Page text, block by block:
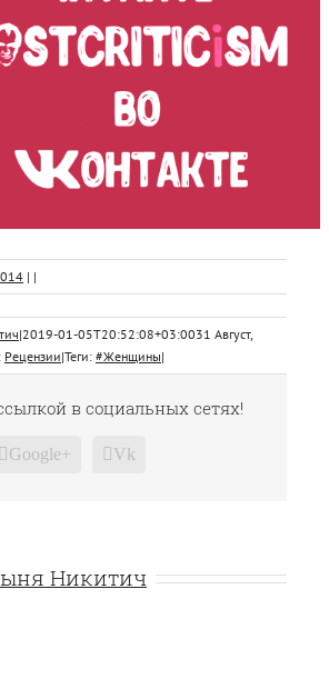
| |
|2019-01-05T20:52:08+03:0031 Август,
Рецензии|Теги: #Женщины|
в социальных сетях!
Google+ Vk
Никитич